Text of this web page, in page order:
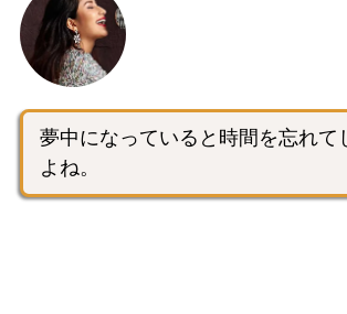
夢中になっていると時間を忘れて
よね。